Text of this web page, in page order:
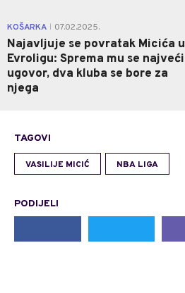
KOŠARKA 07.02.2025.
Najavljuje se povratak Micića u
Evroligu: Sprema mu se najveći
ugovor, dva kluba se bore za
njega
TAGOVI
VASILIJE MICIĆ NBA LIGA
PODIJELI